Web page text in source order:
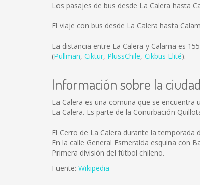
Los pasajes de bus desde La Calera hasta
El viaje con bus desde La Calera hasta
La distancia entre La Calera y Calama es
(Pullman, Ciktur, PlussChile, Cikbus Elité).
Información sobre la
La Calera es una comuna que se encuentra
La Calera. Es parte de la Conurbación
El Cerro de La Calera durante la temporada
En la calle General Esmeralda esquina con
Primera división del fútbol chileno.
Fuente: Wikipedia